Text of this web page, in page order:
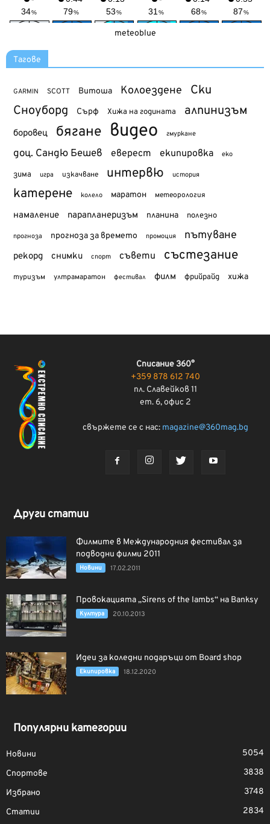
meteoblue
Тагове
GARMIN SCOTT Витоша Колоездене Ски
Сноуборд Сърф Хижа на годината алпинизъм
боровец бягане видео гмуркане
доц. Сандю Бешев еверест екипировка еко
зима игра изкачване интервю история
катерене колело маратон метеорология
намаление парапланеризъм планина полезно
прогноза прогноза за времето промоция пътуване
рекорд снимки спорт съвети състезание
туризъм ултрамаратон фестивал филм фрийрайд хижа
Списание 360°
+359 878 612 740
пл. Славейков 11
ет. 6, офис 2
свържете се с нас: magazine@360mag.bg
Други статии
Филмите в Международния фестивал за
подводни филми 2011
Новини 17.02.2011
Провокацията „Sirens of the lambs“ на Banksy
Култура 20.10.2013
Идеи за коледни подаръци от Board shop
Екипировка 18.12.2020
Популярни категории
Новини
5054
Спортове
3838
Избрано
3748
Статии
2834